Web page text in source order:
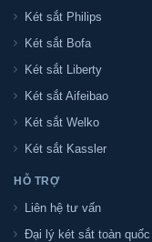
Két sắt Philips
Két sắt Bofa
Két sắt Liberty
Két sắt Aifeibao
Két sắt Welko
Két sắt Kassler
HỖ TRỢ
Liên hệ tư vấn
Đại lý két sắt toàn quốc